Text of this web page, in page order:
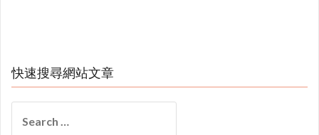
快速搜尋網站文章
for: